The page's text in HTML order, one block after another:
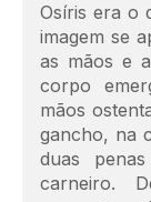
Osíris era o
imagem se
as mãos e
corpo
mãos
gancho, na
duas
carneiro.